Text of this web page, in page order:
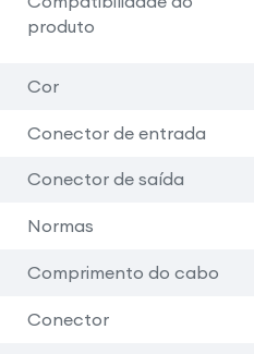
produto
Cor
Conector de entrada
Conector de saída
Normas
Comprimento do cabo
Conector